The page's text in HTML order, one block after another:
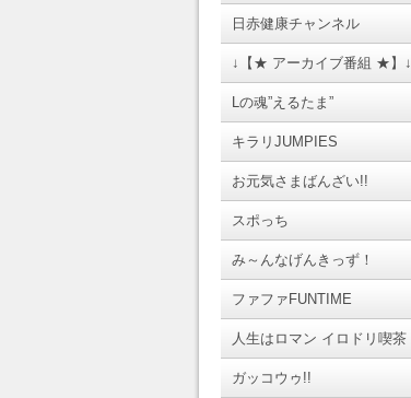
日赤健康チャンネル
↓【★ アーカイブ番組 ★】↓
Lの魂”えるたま”
キラリJUMPIES
お元気さまばんざい!!
スポっち
み～んなげんきっず！
ファファFUNTIME
人生はロマン イロドリ喫茶
ガッコウゥ!!